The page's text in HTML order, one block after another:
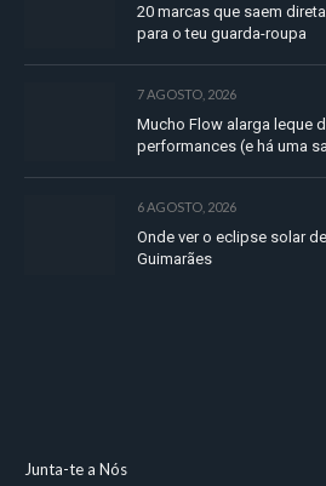
20 marcas que saem
para o teu guarda-roupa
7 AGOSTO, 2026
Mucho Flow alarga leque
performances (e há uma
6 AGOSTO, 2026
Onde ver o eclipse solar
Guimarães
Junta-te a Nós